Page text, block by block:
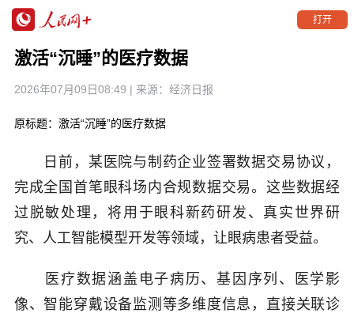
打开
激活“沉睡”的医疗数据
2026年07月09日08:49 | 来源： 经济日报
原标题：激活“沉睡”的医疗数据
日前，某医院与制药企业签署数据交易协议，
完成全国首笔眼科场内合规数据交易。这些数据经
过脱敏处理，将用于眼科新药研发、真实世界研
究、人工智能模型开发等领域，让眼病患者受益。
医疗数据涵盖电子病历、基因序列、医学影
像、智能穿戴设备监测等多维度信息，直接关联诊